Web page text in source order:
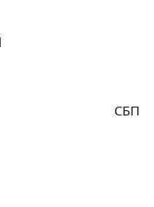
СБП